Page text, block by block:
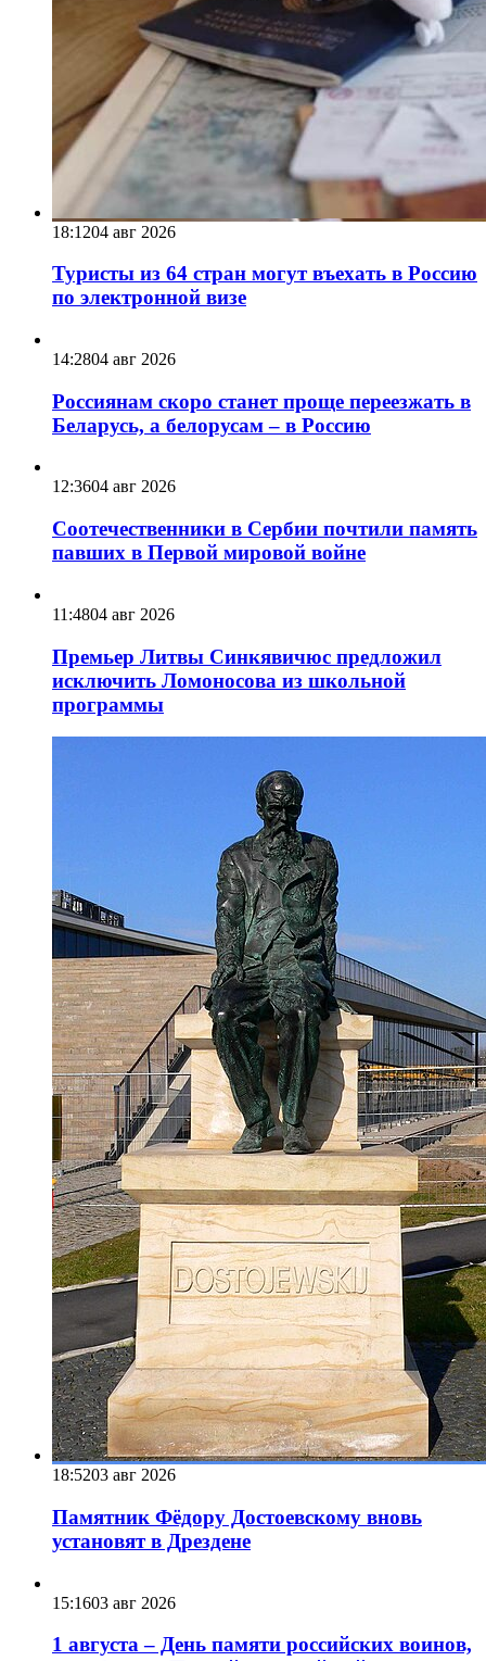
18:1204 авг 2026
Туристы из 64 стран могут въехать в Россию
по электронной визе
14:2804 авг 2026
Россиянам скоро станет проще переезжать в
Беларусь, а белорусам – в Россию
12:3604 авг 2026
Соотечественники в Сербии почтили память
павших в Первой мировой войне
11:4804 авг 2026
Премьер Литвы Синкявичюс предложил
исключить Ломоносова из школьной
программы
18:5203 авг 2026
Памятник Фёдору Достоевскому вновь
установят в Дрездене
15:1603 авг 2026
1 августа – День памяти российских воинов,